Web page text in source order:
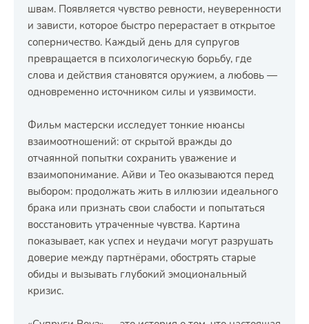
швам. Появляется чувство ревности, неуверенности
и зависти, которое быстро перерастает в открытое
соперничество. Каждый день для супругов
превращается в психологическую борьбу, где
слова и действия становятся оружием, а любовь —
одновременно источником силы и уязвимости.
Фильм мастерски исследует тонкие нюансы
взаимоотношений: от скрытой вражды до
отчаянной попытки сохранить уважение и
взаимопонимание. Айви и Тео оказываются перед
выбором: продолжать жить в иллюзии идеального
брака или признать свои слабости и попытаться
восстановить утраченные чувства. Картина
показывает, как успех и неудачи могут разрушать
доверие между партнёрами, обострять старые
обиды и вызывать глубокий эмоциональный
кризис.